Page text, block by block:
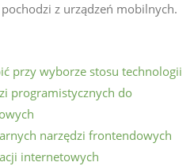
z urządzeń mobilnych.
przy wyborze stosu technologii
programistycznych do
narzędzi frontendowych
internetowych